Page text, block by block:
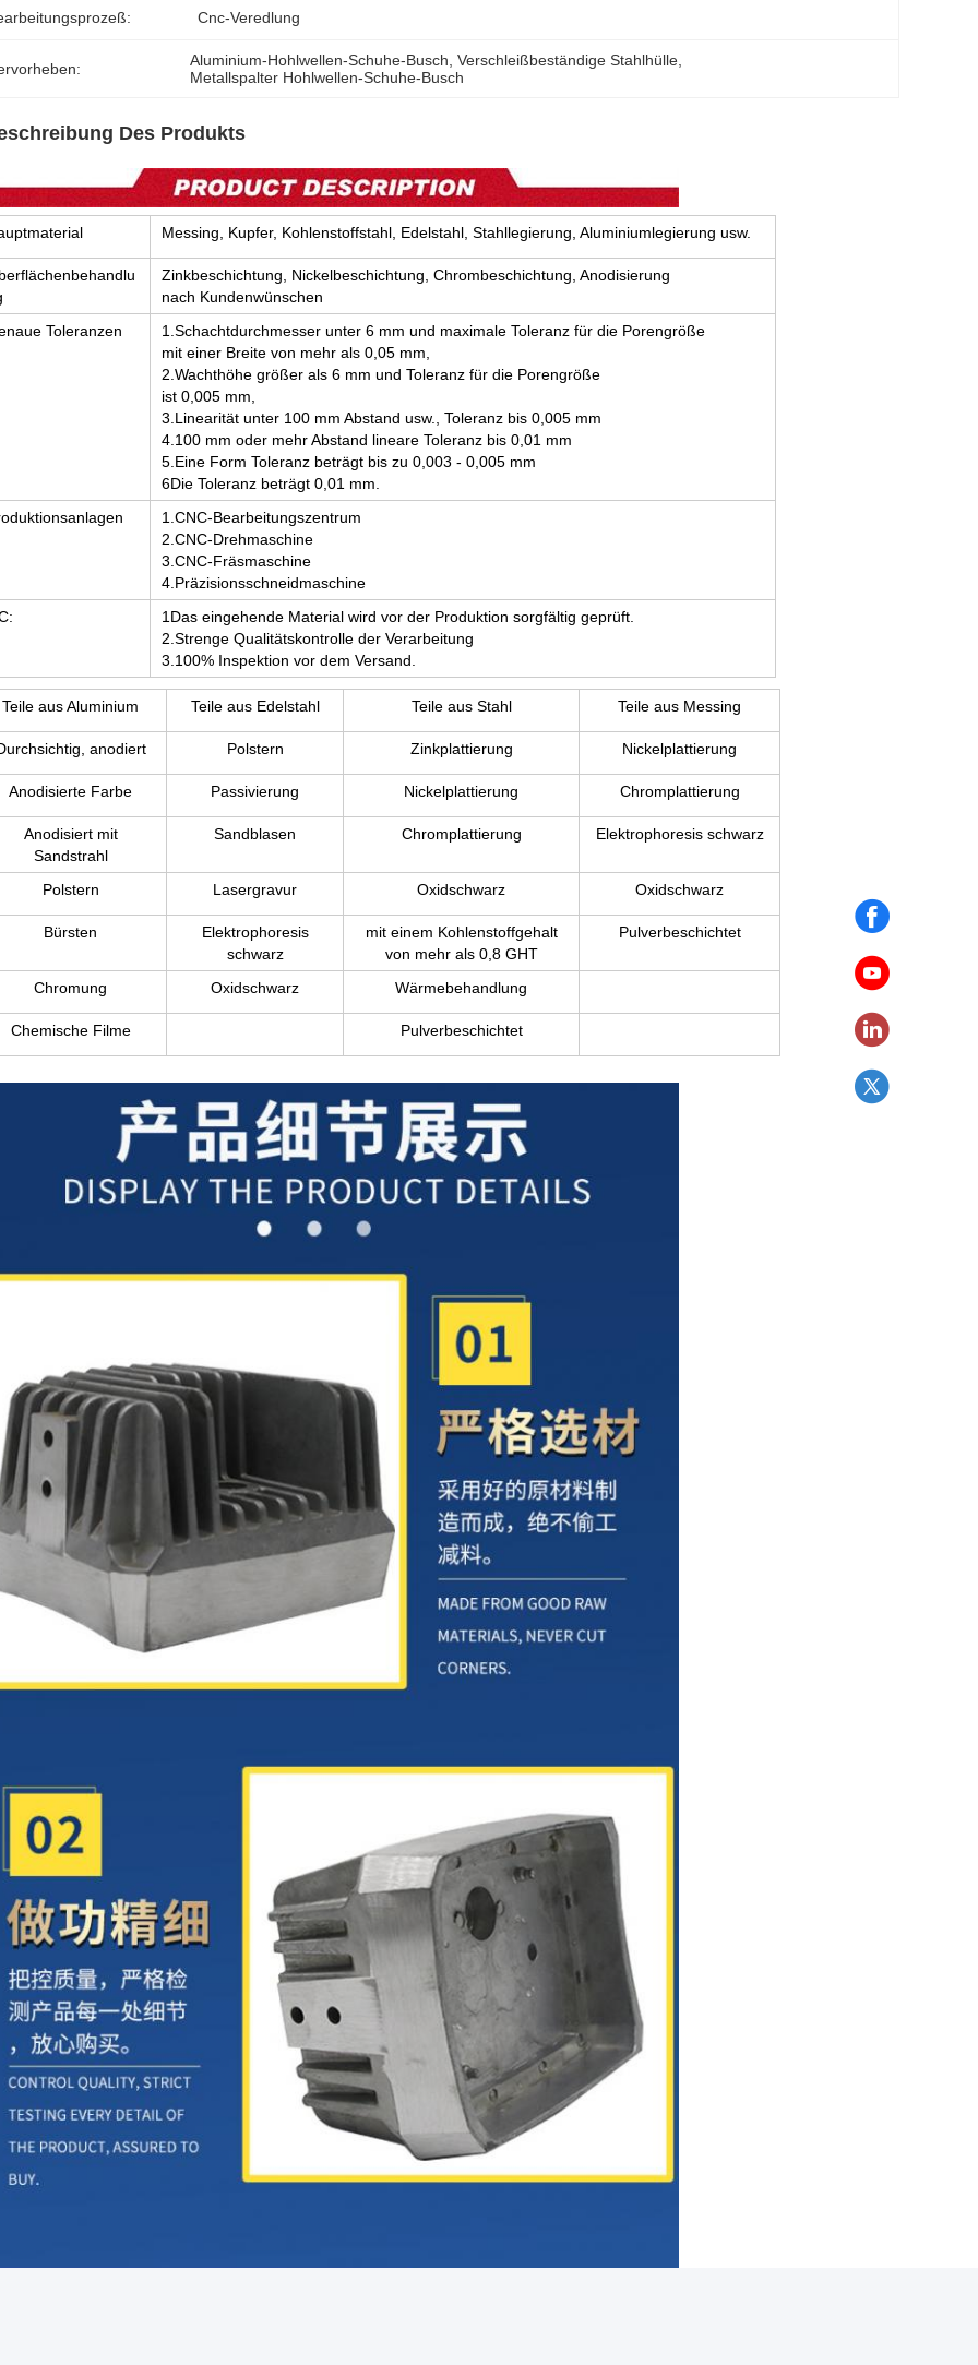
Cnc-Veredlung
Aluminium-Hohlwellen-Schuhe-Busch , Verschleißbeständige Stahlhülle
Metallspalter Hohlwellen-Schuhe-Busch
Des Produkts
Messing, Kupfer, Kohlenstoffstahl, Edelstahl, Stahllegierung, Aluminiumlegierung usw.
Zinkbeschichtung, Nickelbeschichtung, Chrombeschichtung, Anodisierung
nach Kundenwünschen
Toleranzen
1.Schachtdurchmesser unter 6 mm und maximale Toleranz für die Porengröße
mit einer Breite von mehr als 0,05 mm,
2.Wachthöhe größer als 6 mm und Toleranz für die Porengröße
ist 0,005 mm,
3.Linearität unter 100 mm Abstand usw., Toleranz bis 0,005 mm
4.100 mm oder mehr Abstand lineare Toleranz bis 0,01 mm
5.Eine Form Toleranz beträgt bis zu 0,003 - 0,005 mm
6Die Toleranz beträgt 0,01 mm.
1.CNC-Bearbeitungszentrum
2.CNC-Drehmaschine
3.CNC-Fräsmaschine
4.Präzisionsschneidmaschine
1Das eingehende Material wird vor der Produktion sorgfältig geprüft.
2.Strenge Qualitätskontrolle der Verarbeitung
3.100% Inspektion vor dem Versand.
Teile aus Aluminium Teile aus Edelstahl Teile aus Stahl Teile aus Messing
anodiert Polstern Zinkplattierung Nickelplattierung
Anodisierte Farbe Passivierung Nickelplattierung Chromplattierung
Anodisiert mit
Sandstrahl
Sandblasen Chromplattierung Elektrophoresis schwarz
Polstern Lasergravur Oxidschwarz Oxidschwarz
Bürsten
Elektrophoresis
schwarz
mit einem Kohlenstoffgehalt
von mehr als 0,8 GHT
Pulverbeschichtet
Chromung Oxidschwarz Wärmebehandlung
Chemische Filme Pulverbeschichtet